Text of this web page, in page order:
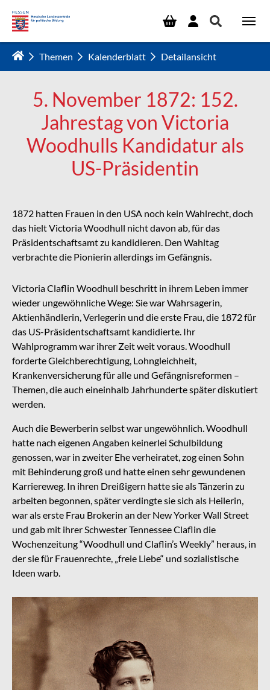
Zum Hauptinhalt springen
Themen Kalenderblatt Detailansicht
5. November 1872: 152.
Jahrestag von Victoria
Woodhulls Kandidatur als
US-Präsidentin
1872 hatten Frauen in den USA noch kein Wahlrecht, doch
das hielt Victoria Woodhull nicht davon ab, für das
Präsidentschaftsamt zu kandidieren. Den Wahltag
verbrachte die Pionierin allerdings im Gefängnis.
Victoria Claflin Woodhull beschritt in ihrem Leben immer
wieder ungewöhnliche Wege: Sie war Wahrsagerin,
Aktienhändlerin, Verlegerin und die erste Frau, die 1872 für
das US-Präsidentschaftsamt kandidierte. Ihr
Wahlprogramm war ihrer Zeit weit voraus. Woodhull
forderte Gleichberechtigung, Lohngleichheit,
Krankenversicherung für alle und Gefängnisreformen –
Themen, die auch eineinhalb Jahrhunderte später diskutiert
werden.
Auch die Bewerberin selbst war ungewöhnlich. Woodhull
hatte nach eigenen Angaben keinerlei Schulbildung
genossen, war in zweiter Ehe verheiratet, zog einen Sohn
mit Behinderung groß und hatte einen sehr gewundenen
Karriereweg. In ihren Dreißigern hatte sie als Tänzerin zu
arbeiten begonnen, später verdingte sie sich als Heilerin,
war als erste Frau Brokerin an der New Yorker Wall Street
und gab mit ihrer Schwester Tennessee Claflin die
Wochenzeitung “Woodhull und Claflin’s Weekly” heraus, in
der sie für Frauenrechte, „freie Liebe“ und sozialistische
Ideen warb.